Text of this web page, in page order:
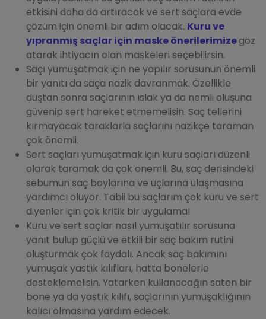
etkisini daha da artıracak ve sert saçlara evde
çözüm için önemli bir adım olacak. ​Kuru ve
yıpranmış saçlar için maske önerilerimizegöz
atarak ihtiyacın olan maskeleri seçebilirsin.
Saçı yumuşatmak için ne yapılır sorusunun önemli
bir yanıtı da saça nazik davranmak. Özellikle
duştan sonra saçlarının ıslak ya da nemli oluşuna
güvenip sert hareket etmemelisin. Saç tellerini
kırmayacak taraklarla saçlarını nazikçe taraman
çok önemli.
Sert saçları yumuşatmak için kuru saçları düzenli
olarak taramak da çok önemli. Bu, saç derisindeki
sebumun saç boylarına ve uçlarına ulaşmasına
yardımcı oluyor. Tabii bu saçlarım çok kuru ve sert
diyenler için çok kritik bir uygulama!
Kuru ve sert saçlar nasıl yumuşatılır sorusuna
yanıt bulup güçlü ve etkili bir saç bakım rutini
oluşturmak çok faydalı. Ancak saç bakımını
yumuşak yastık kılıfları, hatta bonelerle
desteklemelisin. Yatarken kullanacağın saten bir
bone ya da yastık kılıfı, saçlarının yumuşaklığının
kalıcı olmasına yardım edecek.